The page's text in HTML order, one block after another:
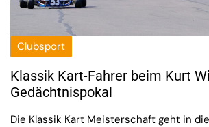
Clubsport
Klassik Kart-Fahrer beim Kurt
Gedächtnispokal
Die Klassik Kart Meisterschaft geht in